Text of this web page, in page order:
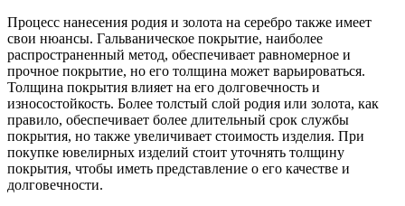
Процесс нанесения родия и золота на серебро также имеет
свои нюансы. Гальваническое покрытие, наиболее
распространенный метод, обеспечивает равномерное и
прочное покрытие, но его толщина может варьироваться.
Толщина покрытия влияет на его долговечность и
износостойкость. Более толстый слой родия или золота, как
правило, обеспечивает более длительный срок службы
покрытия, но также увеличивает стоимость изделия. При
покупке ювелирных изделий стоит уточнять толщину
покрытия, чтобы иметь представление о его качестве и
долговечности.